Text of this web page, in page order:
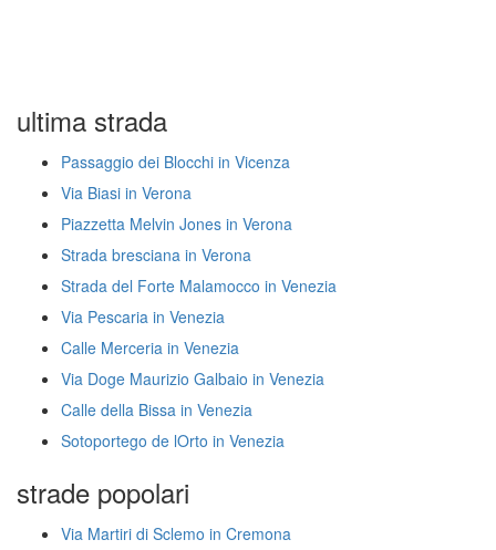
ultima strada
Passaggio dei Blocchi in Vicenza
Via Biasi in Verona
Piazzetta Melvin Jones in Verona
Strada bresciana in Verona
Strada del Forte Malamocco in Venezia
Via Pescaria in Venezia
Calle Merceria in Venezia
Via Doge Maurizio Galbaio in Venezia
Calle della Bissa in Venezia
Sotoportego de lOrto in Venezia
strade popolari
Via Martiri di Sclemo in Cremona